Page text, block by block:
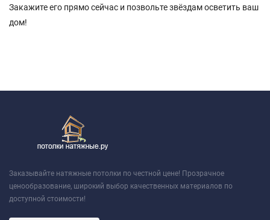
Закажите его прямо сейчас и позвольте звёздам осветить ваш
дом!
Заказывайте натяжные потолки по честной цене! Прозрачное
ценообразование, широкий выбор качественных материалов по
доступной стоимости!